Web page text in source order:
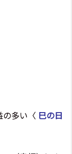
の多い〈 巳の日